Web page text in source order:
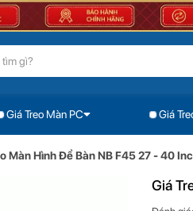
Giá Treo Màn PC Giá
Hình Để Bàn NB F45 27 - 40
Màn Hình Để Bàn NB F45 27 - 40
Giá